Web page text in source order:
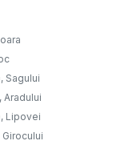
Sagului
Lipovei